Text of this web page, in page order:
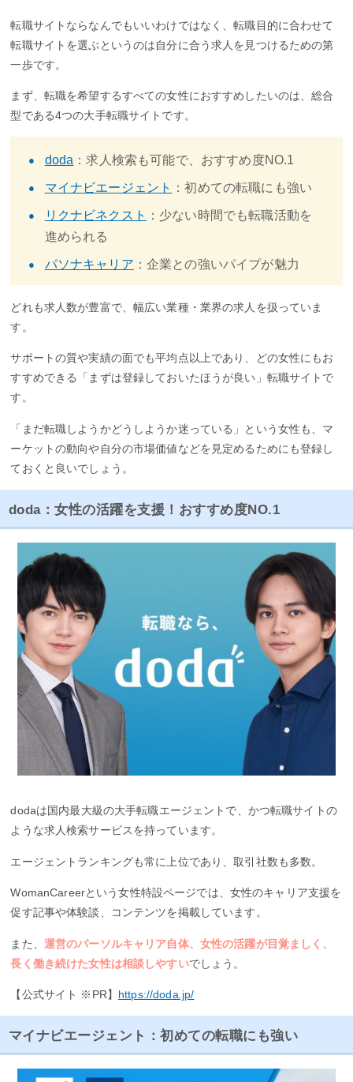
転職サイトならなんでもいいわけではなく、転職目的に合わせて
転職サイトを選ぶというのは自分に合う求人を見つけるための第
一歩です。
まず、転職を希望するすべての女性におすすめしたいのは、総合
型である4つの大手転職サイトです。
doda ：求人検索も可能で、おすすめ度NO.1
マイナビエージェント ：初めての転職にも強い
リクナビネクスト
：少ない時間でも転職活動を
進められる
パソナキャリア ：企業との強いパイプが魅力
どれも求人数が豊富で、幅広い業種・業界の求人を扱っていま
す。
サポートの質や実績の面でも平均点以上であり、どの女性にもお
すすめできる「まずは登録しておいたほうが良い」転職サイトで
す。
「まだ転職しようかどうしようか迷っている」という女性も、マ
ーケットの動向や自分の市場価値などを見定めるためにも登録し
ておくと良いでしょう。
doda：女性の活躍を支援！おすすめ度NO.1
dodaは国内最大級の大手転職エージェントで、かつ転職サイトの
ような求人検索サービスを持っています。
エージェントランキングも常に上位であり、取引社数も多数。
WomanCareerという女性特設ページでは、女性のキャリア支援を
促す記事や体験談、コンテンツを掲載しています。
また、 運営のパーソルキャリア自体、女性の活躍が目覚ましく、
長く働き続けた女性は相談しやすいでしょう。
【公式サイト ※PR】 https://doda.jp/
マイナビエージェント：初めての転職にも強い